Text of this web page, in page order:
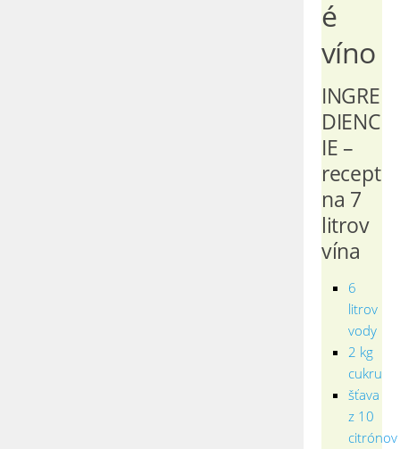
é
víno
INGRE
DIENC
IE –
recept
na 7
litrov
vína
6
litrov
vody
2 kg
cukru
šťava
z 10
citrónov